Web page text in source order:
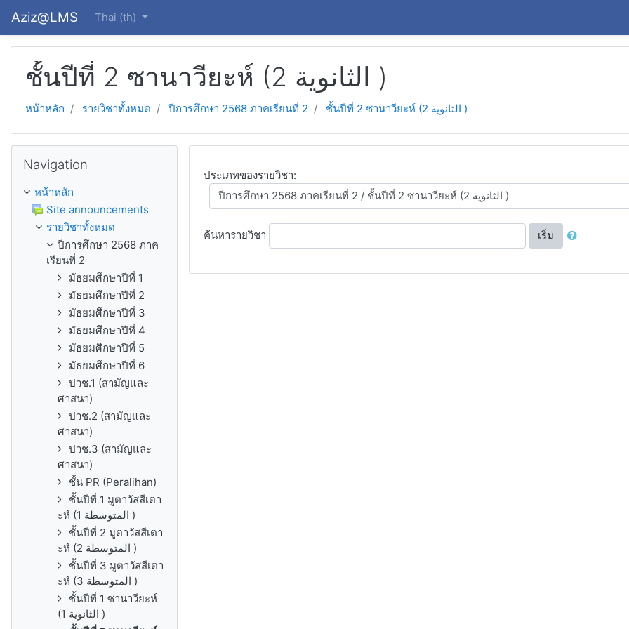
Aziz@LMS Thai ‎(th)‎
ชั้นปีที่ 2 ซานาวียะห์ (2 الثانوية )
หน้าหลัก รายวิชาทั้งหมด ปีการศึกษา 2568 ภาคเรียนที่ 2 ชั้นปีที่ 2 ซานาวียะห์ (2 الثانوية )
ประเภทของรายวิชา:
ค้นหารายวิชา เริ่ม
Navigation
หน้าหลัก
Site announcements
รายวิชาทั้งหมด
ปีการศึกษา 2568 ภาค
เรียนที่ 2
มัธยมศึกษาปีที่ 1
มัธยมศึกษาปีที่ 2
มัธยมศึกษาปีที่ 3
มัธยมศึกษาปีที่ 4
มัธยมศึกษาปีที่ 5
มัธยมศึกษาปีที่ 6
ปวช.1 (สามัญและ
ศาสนา)
ปวช.2 (สามัญและ
ศาสนา)
ปวช.3 (สามัญและ
ศาสนา)
ชั้น PR (Peralihan)
ชั้นปีที่ 1 มูตาวัสสีเตา
ะห์ (1 المتوسطة )
ชั้นปีที่ 2 มูตาวัสสีเตา
ะห์ (2 المتوسطة )
ชั้นปีที่ 3 มูตาวัสสีเตา
ะห์ (3 المتوسطة )
ชั้นปีที่ 1 ซานาวียะห์
(1 الثانوية )